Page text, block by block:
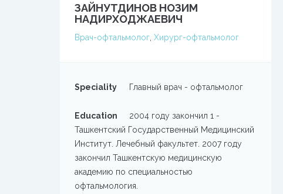
ЗАЙНУТДИНОВ НОЗИМ
НАДИРХОДЖАЕВИЧ
Врач-офтальмолог Хирург-офтальмолог
Speciality Главный врач - офтальмолог
Education
2004 году закончил 1 -
Ташкентский Государственный Медицинский
Институт. Лечебный факультет. 2007 году
закончил Ташкентскую медицинскую
академию по специальностью
офтальмология.